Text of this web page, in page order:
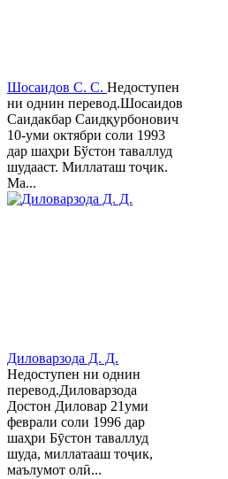
Шосаидов С. С. Недоступен
ни однин перевод.Шосаидов
Саидакбар Саидқурбонович
10-уми октябри соли 1993
дар шаҳри Бўстон таваллуд
шудааст. Миллаташ тоҷик.
Ма...
Диловарзода Д. Д.
Недоступен ни однин
перевод.Диловарзода
Достон Диловар 21уми
феврали соли 1996 дар
шаҳри Бӯстон таваллуд
шуда, миллатааш тоҷик,
маълумот олӣ...